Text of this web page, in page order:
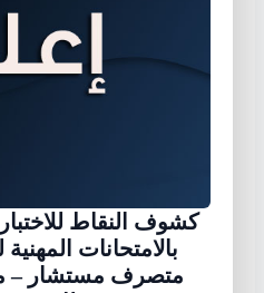
كشوف النقاط
بالامتحانات
متصرف مستشار –